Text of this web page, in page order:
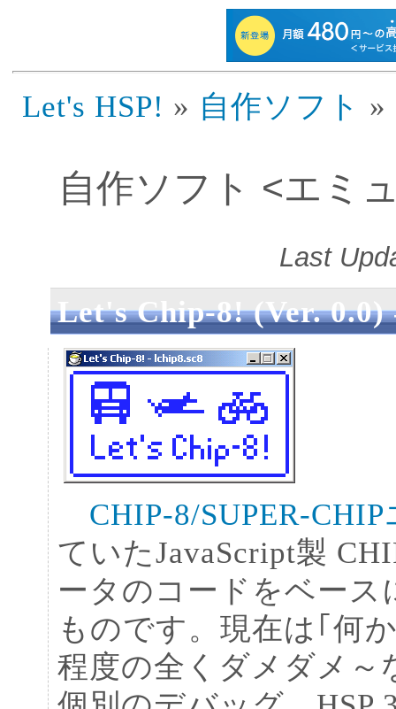
Let's HSP! » 自作ソフト »
自作ソフト <エミ
Last
Let's Chip-8! (Ver. 0.0)
CHIP-8/SUPER-
ていたJavaScript製
ータのコードをベース
ものです。現在は｢何
程度の全くダメダメ～